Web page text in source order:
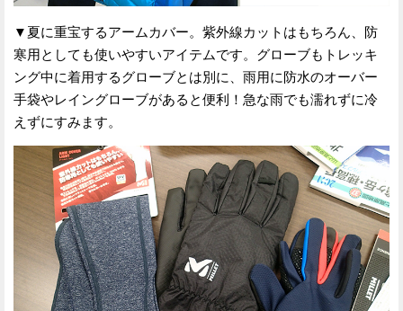
▼夏に重宝するアームカバー。紫外線カットはもちろん、防
寒用としても使いやすいアイテムです。グローブもトレッキ
ング中に着用するグローブとは別に、雨用に防水のオーバー
手袋やレイングローブがあると便利！急な雨でも濡れずに冷
えずにすみます。